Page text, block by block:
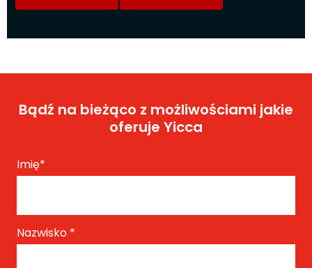
Bądź na bieżąco z możliwościami jakie
oferuje Yicca
Imię*
Nazwisko *